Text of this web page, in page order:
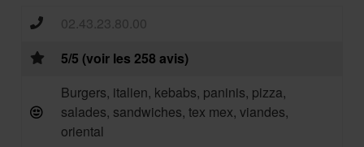
02.43.23.80.00
5/5 (voir les 258 avis)
Burgers, italien, kebabs, paninis, pizza,
salades, sandwiches, tex mex, viandes,
oriental